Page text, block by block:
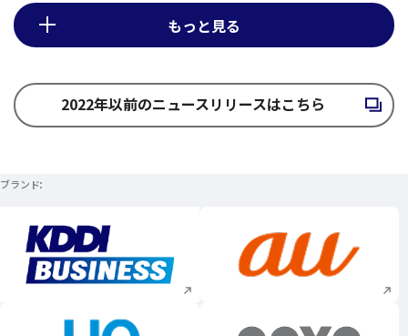
もっと見る
2022年以前のニュースリリースはこちら
新規ウィンドウで開く
ブランド
新規ウィンドウで開く 新規ウィンドウで